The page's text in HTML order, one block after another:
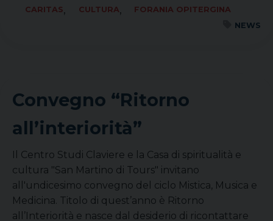
CARITAS, CULTURA,
FORANIA OPITERGINA
NEWS
Convegno “Ritorno
all’interiorità”
Il Centro Studi Claviere e la Casa di spiritualità e
cultura "San Martino di Tours" invitano
all'undicesimo convegno del ciclo Mistica, Musica e
Medicina. Titolo di quest’anno è Ritorno
all’Interiorità e nasce dal desiderio di ricontattare